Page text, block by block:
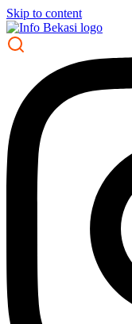
Skip to content